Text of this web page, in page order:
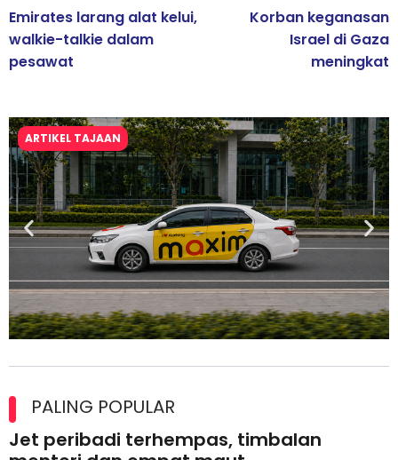
Emirates larang alat kelui,
walkie-talkie dalam
pesawat
Korban keganasan
Israel di Gaza
meningkat
ARTIKEL TAJAAN
lesen separuh pertama 2026
PALING POPULAR
Jet peribadi terhempas, timbalan